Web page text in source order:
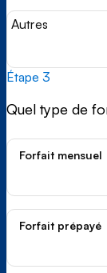
Autres
Étape 3
Quel type de
Forfait mensuel
Forfait prépayé